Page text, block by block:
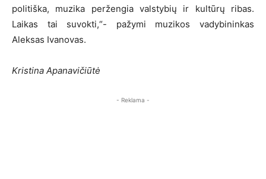
politiška, muzika peržengia valstybių ir kultūrų ribas.
Laikas tai suvokti,“- pažymi muzikos vadybininkas
Aleksas Ivanovas.
Kristina Apanavičiūtė
- Reklama -